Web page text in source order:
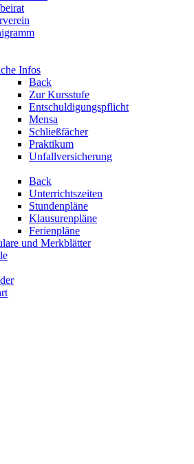
Infos
Back
Zur Kursstufe
Entschuldigungspflicht
Mensa
Schließfächer
Praktikum
Unfallversicherung
Back
Unterrichtszeiten
Stundenpläne
Klausurenpläne
Ferienpläne
und Merkblätter